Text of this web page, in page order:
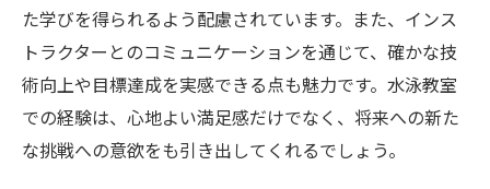
た学びを得られるよう配慮されています。また、インス
トラクターとのコミュニケーションを通じて、確かな技
術向上や目標達成を実感できる点も魅力です。水泳教室
での経験は、心地よい満足感だけでなく、将来への新た
な挑戦への意欲をも引き出してくれるでしょう。